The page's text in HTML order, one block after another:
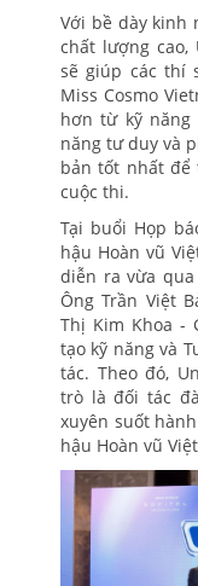
Với bề dày kinh
chất lượng cao,
sẽ giúp các thí
Miss Cosmo
hơn từ kỹ năng
năng tư duy và
bản tốt nhất
cuộc thi.
Tại buổi Họp
hậu Hoàn vũ
diễn ra vừa qua
Ông Trần Việt
Thị Kim Khoa -
tạo kỹ năng và
tác. Theo đó,
trò là đối tác
xuyên suốt
hậu Hoàn vũ